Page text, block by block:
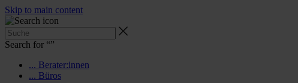
Skip to main content
Search for “”
... Berater:innen
... Büros